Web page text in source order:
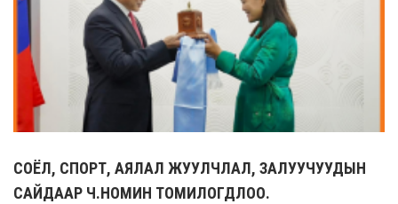
СОЁЛ, СПОРТ, АЯЛАЛ ЖУУЛЧЛАЛ, ЗАЛУУЧУУДЫН
САЙДААР Ч.НОМИН ТОМИЛОГДЛОО.